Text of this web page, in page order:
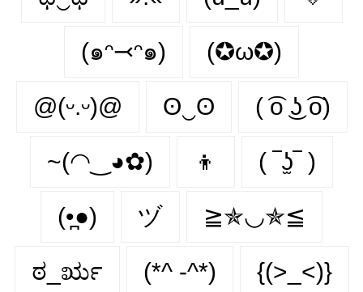
(๑ᵔ⤙ᵔ๑) (✪ω✪)
@(ᵕ.ᵕ)@ ʘ‿ʘ ( ͡o ͜ʖ ͡o)
~(◠‿◕✿) 👦 ( ‾ʖ̫‾ )
(•̪●) ヅ ≧✯◡✯≦
ಠ_ರೃ (*^ -^*) {(>_<)}